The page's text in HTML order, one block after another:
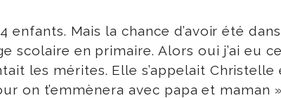
enfants. Mais la chance d’avoir été
scolaire en primaire. Alors oui j’ai eu
les mérites. Elle s’appelait
on t’emmènera avec papa et maman